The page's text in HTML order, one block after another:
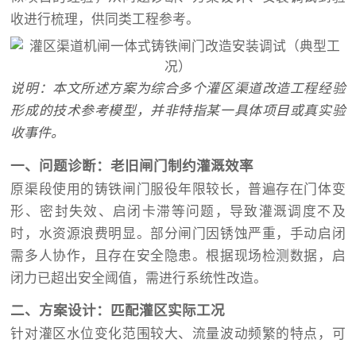
收进行梳理，供同类工程参考。
说明：本文所述方案为综合多个灌区渠道改造工程经验
形成的技术参考模型，并非特指某一具体项目或真实验
收事件。
一、问题诊断：老旧闸门制约灌溉效率
原渠段使用的铸铁闸门服役年限较长，普遍存在门体变
形、密封失效、启闭卡滞等问题，导致灌溉调度不及
时，水资源浪费明显。部分闸门因锈蚀严重，手动启闭
需多人协作，且存在安全隐患。根据现场检测数据，启
闭力已超出安全阈值，需进行系统性改造。
二、方案设计：匹配灌区实际工况
针对灌区水位变化范围较大、流量波动频繁的特点，可